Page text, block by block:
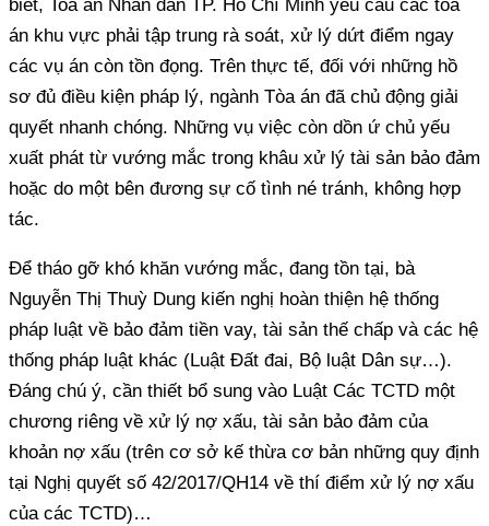
biết, Toà án Nhân dân TP. Hồ Chí Minh yêu cầu các tòa
án khu vực phải tập trung rà soát, xử lý dứt điểm ngay
các vụ án còn tồn đọng. Trên thực tế, đối với những hồ
sơ đủ điều kiện pháp lý, ngành Tòa án đã chủ động giải
quyết nhanh chóng. Những vụ việc còn dồn ứ chủ yếu
xuất phát từ vướng mắc trong khâu xử lý tài sản bảo đảm
hoặc do một bên đương sự cố tình né tránh, không hợp
tác.
Để tháo gỡ khó khăn vướng mắc, đang tồn tại, bà
Nguyễn Thị Thuỳ Dung kiến nghị hoàn thiện hệ thống
pháp luật về bảo đảm tiền vay, tài sản thế chấp và các hệ
thống pháp luật khác (Luật Đất đai, Bộ luật Dân sự…).
Đáng chú ý, cần thiết bổ sung vào Luật Các TCTD một
chương riêng về xử lý nợ xấu, tài sản bảo đảm của
khoản nợ xấu (trên cơ sở kế thừa cơ bản những quy định
tại Nghị quyết số 42/2017/QH14 về thí điểm xử lý nợ xấu
của các TCTD)…